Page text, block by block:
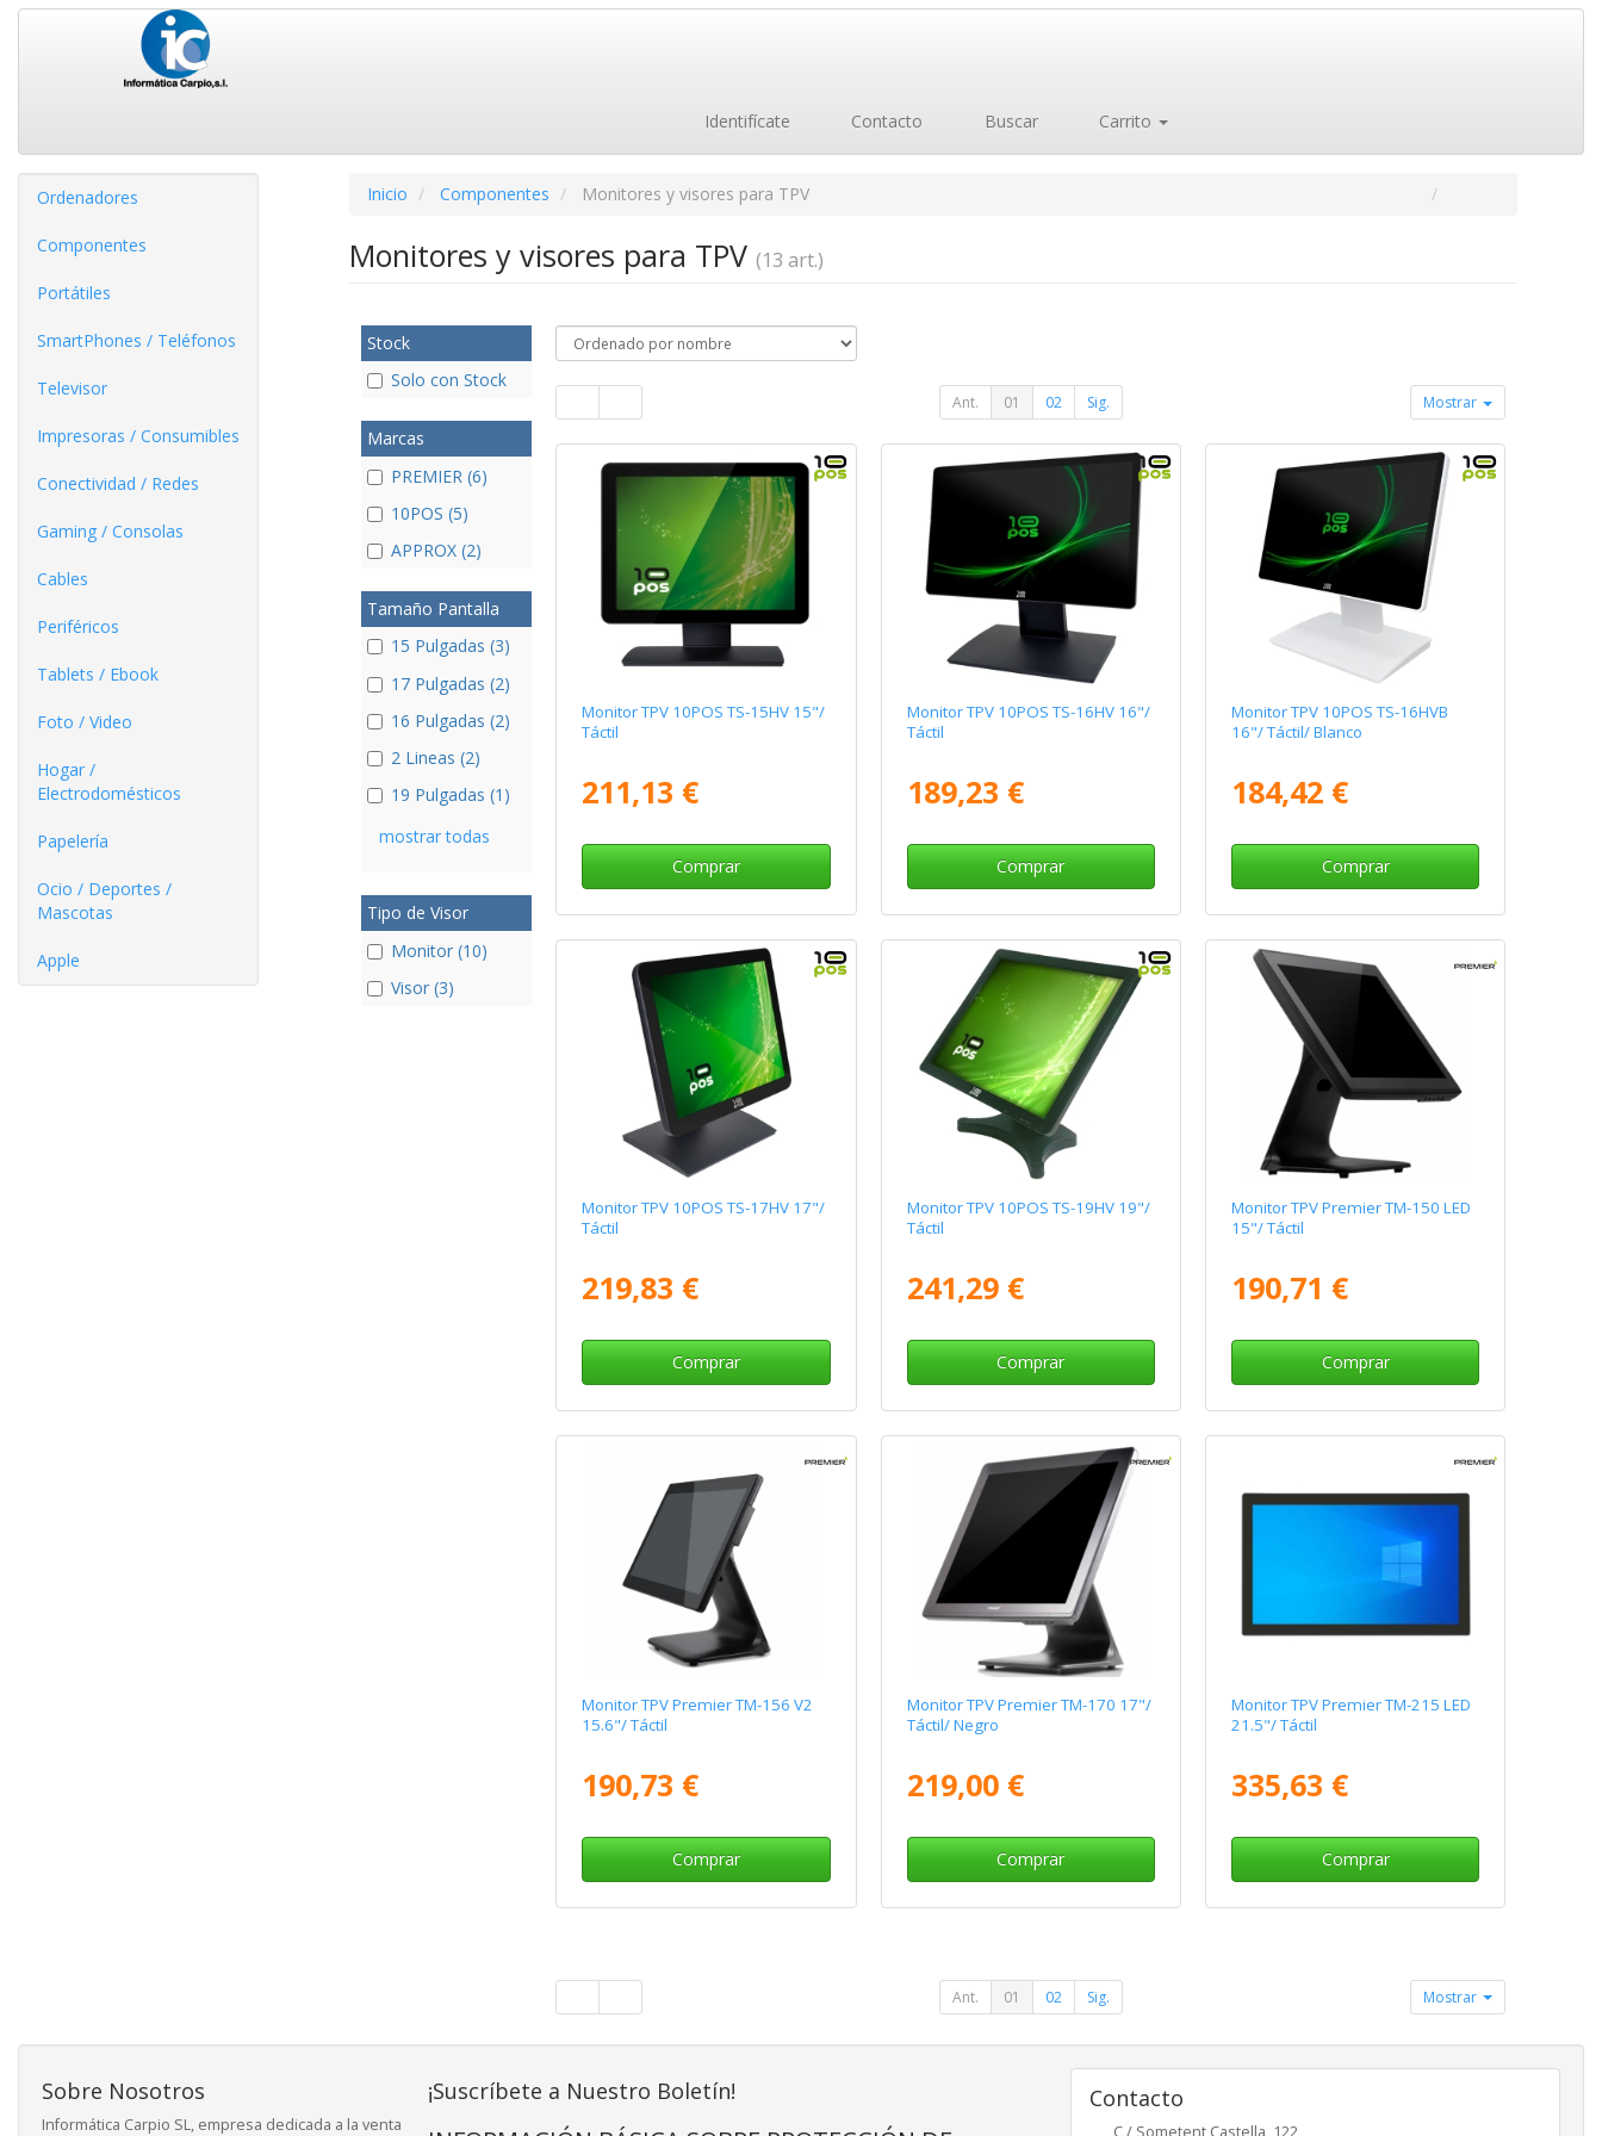
Identifícate Contacto Buscar Carrito
Ordenadores
Componentes
Portátiles
SmartPhones / Teléfonos
Televisor
Impresoras / Consumibles
Conectividad / Redes
Gaming / Consolas
Cables
Periféricos
Tablets / Ebook
Foto / Video
Hogar /
Electrodomésticos
Papelería
Ocio / Deportes /
Mascotas
Apple
Inicio Componentes Monitores y visores para TPV
Monitores y visores para TPV (13 art.)
Stock
Solo con Stock
Marcas
PREMIER (6)
10POS (5)
APPROX (2)
Tamaño Pantalla
15 Pulgadas (3)
17 Pulgadas (2)
16 Pulgadas (2)
2 Lineas (2)
19 Pulgadas (1)
mostrar todas
Tipo de Visor
Monitor (10)
Visor (3)
Ant. 01 02 Sig. Mostrar
Monitor TPV 10POS TS-15HV 15"/
Táctil
211,13 €
Comprar
Monitor TPV 10POS TS-16HV 16"/
Táctil
189,23 €
Comprar
Monitor TPV 10POS TS-16HVB
16"/ Táctil/ Blanco
184,42 €
Comprar
Monitor TPV 10POS TS-17HV 17"/
Táctil
219,83 €
Comprar
Monitor TPV 10POS TS-19HV 19"/
Táctil
241,29 €
Comprar
Monitor TPV Premier TM-150 LED
15"/ Táctil
190,71 €
Comprar
Monitor TPV Premier TM-156 V2
15.6"/ Táctil
190,73 €
Comprar
Monitor TPV Premier TM-170 17"/
Táctil/ Negro
219,00 €
Comprar
Monitor TPV Premier TM-215 LED
21.5"/ Táctil
335,63 €
Comprar
Ant. 01 02 Sig. Mostrar
Sobre Nosotros
Informática Carpio SL, empresa dedicada a la venta
¡Suscríbete a Nuestro Boletín! Contacto
C / Sometent Castella, 122